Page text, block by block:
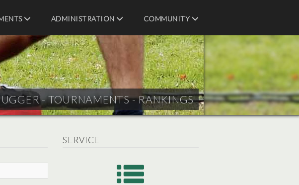
ADMINISTRATION COMMUNITY
- TOURNAMENTS - RANKINGS
SERVICE